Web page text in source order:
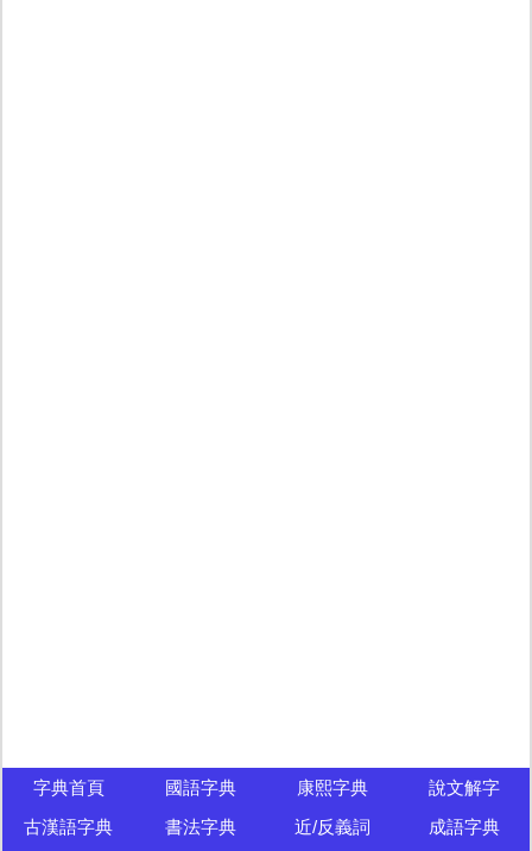
字典首頁 國語字典 康熙字典
說文解字
古漢語字典
書法字典 近/反義詞 成語字典